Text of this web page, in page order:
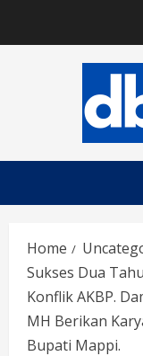
Home
Sukses Dua
Konflik AKBP.
MH Berikan
Bupati Mappi.